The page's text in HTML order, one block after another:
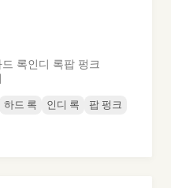
드 록인디 록팝 펑크
하드 록 인디 록
팝 펑크